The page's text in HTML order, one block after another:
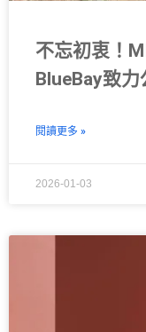
不忘初衷！
BlueBay致力
閱讀更多 »
2026-01-03